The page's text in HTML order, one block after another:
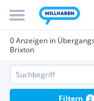
0 Anzeigen in
Brixton
Filtern 2